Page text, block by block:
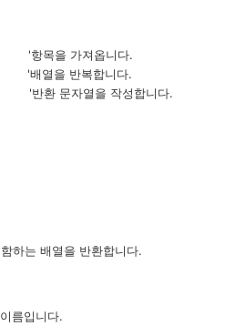
져옵니다.
을 반복합니다.
자열을 작성합니다.
하는 배열을 반환합니다.
입니다.